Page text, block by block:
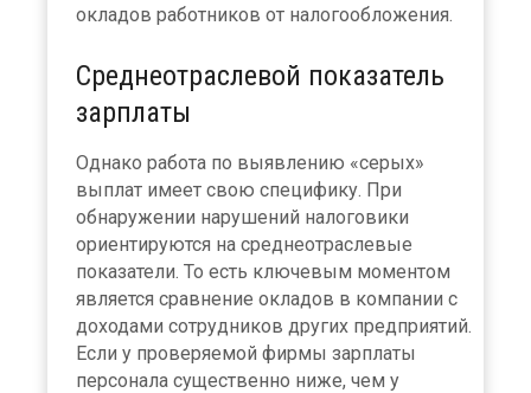
окладов работников от налогообложения.
Среднеотраслевой показатель
зарплаты
Однако работа по выявлению «серых»
выплат имеет свою специфику. При
обнаружении нарушений налоговики
ориентируются на среднеотраслевые
показатели. То есть ключевым моментом
является сравнение окладов в компании с
доходами сотрудников других предприятий.
Если у проверяемой фирмы зарплаты
персонала существенно ниже, чем у